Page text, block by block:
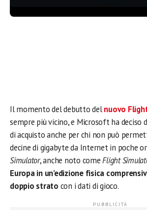
Il momento del debutto delnuovo
sempre più vicino, e Microsoft ha deciso
di acquisto anche per chi non può
decine di gigabyte da Internet in poche
Simulator, anche noto comeFlight
Europa in un’edizione fisica
doppio strato con i dati di gioco.